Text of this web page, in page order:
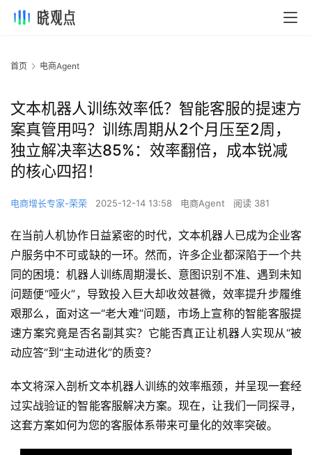
首页 电商Agent
文本机器人训练效率低？智能客服的提速方
案真管用吗？训练周期从2个月压至2周，
独立解决率达85%：效率翻倍，成本锐减
的核心四招！
电商增长专家-荣荣 2025-12-14 13:58 电商Agent 阅读 381
在当前人机协作日益紧密的时代，文本机器人已成为企业客
户服务中不可或缺的一环。然而，许多企业都深陷于一个共
同的困境：机器人训练周期漫长、意图识别不准、遇到未知
问题便“哑火”，导致投入巨大却收效甚微，效率提升步履维
艰那么，面对这一“老大难”问题，市场上宣称的智能客服提
速方案究竟是否名副其实？它能否真正让机器人实现从“被
动应答”到“主动进化”的质变？
本文将深入剖析文本机器人训练的效率瓶颈，并呈现一套经
过实战验证的智能客服解决方案。现在，让我们一同探寻，
这套方案如何为您的客服体系带来可量化的效率突破。